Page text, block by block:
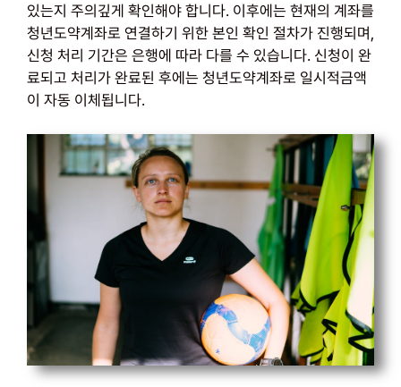
있는지 주의깊게 확인해야 합니다. 이후에는 현재의 계좌를
청년도약계좌로 연결하기 위한 본인 확인 절차가 진행되며,
신청 처리 기간은 은행에 따라 다를 수 있습니다. 신청이 완
료되고 처리가 완료된 후에는 청년도약계좌로 일시적금액
이 자동 이체됩니다.